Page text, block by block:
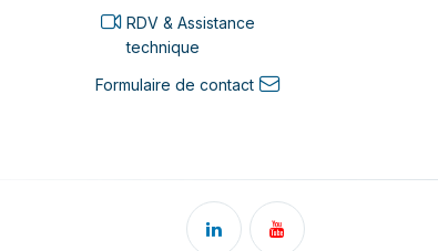
RDV & Assistance
technique
Formulaire de contact